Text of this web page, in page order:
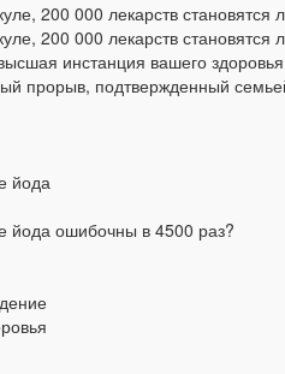
200 000 лекарств
200 000 лекарств
инстанция вашего
прорыв, подтвержденный
йода
йода ошибочны в 4500 раз?